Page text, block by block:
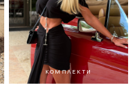
КОМПЛЕКТИ